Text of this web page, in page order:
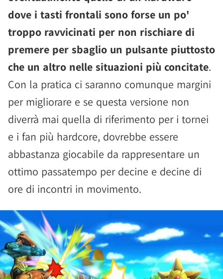
dove i tasti frontali sono forse un po'
troppo ravvicinati per non rischiare di
premere per sbaglio un pulsante piuttosto
che un altro nelle situazioni più concitate.
Con la pratica ci saranno comunque margini
per migliorare e se questa versione non
diverrà mai quella di riferimento per i tornei
e i fan più hardcore, dovrebbe essere
abbastanza giocabile da rappresentare un
ottimo passatempo per decine e decine di
ore di incontri in movimento.